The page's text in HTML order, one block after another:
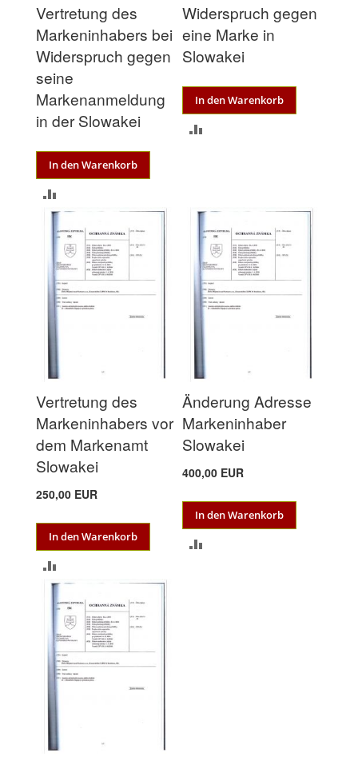
Vertretung des
Markeninhabers bei
Widerspruch gegen
seine
Markenanmeldung
in der Slowakei
In den Warenkorb
VERGLEICHSLISTE
HINZUFÜGEN
Widerspruch gegen
eine Marke in
Slowakei
In den Warenkorb
Vertretung des
Markeninhabers vor
dem Markenamt
Slowakei
250,00 EUR
In den Warenkorb
VERGLEICHSLISTE
HINZUFÜGEN
Änderung Adresse
Markeninhaber
Slowakei
400,00 EUR
In den Warenkorb